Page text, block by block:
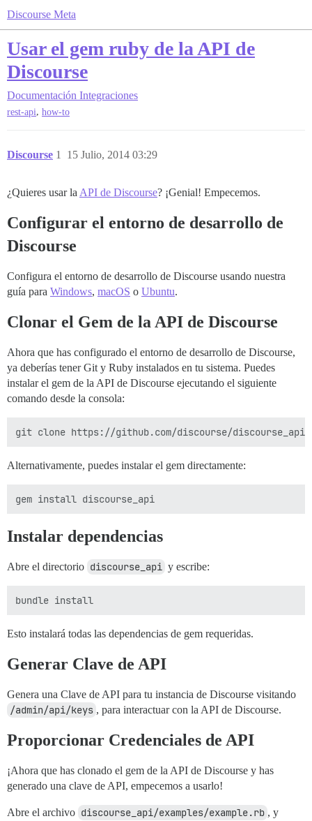
Discourse Meta
Usar el gem ruby de la API de
Discourse
Documentación Integraciones
rest-api, how-to
Discourse 15 Julio, 2014 03:29
1
¿Quieres usar la API de Discourse? ¡Genial! Empecemos.
Configurar el entorno de desarrollo de
Discourse
Configura el entorno de desarrollo de Discourse usando nuestra
guía para Windows, macOS o Ubuntu.
Clonar el Gem de la API de Discourse
Ahora que has configurado el entorno de desarrollo de Discourse,
ya deberías tener Git y Ruby instalados en tu sistema. Puedes
instalar el gem de la API de Discourse ejecutando el siguiente
comando desde la consola:
Alternativamente, puedes instalar el gem directamente:
Instalar dependencias
Abre el directorio discourse_api y escribe:
Esto instalará todas las dependencias de gem requeridas.
Generar Clave de API
Genera una Clave de API para tu instancia de Discourse visitando
/admin/api/keys , para interactuar con la API de Discourse.
Proporcionar Credenciales de API
¡Ahora que has clonado el gem de la API de Discourse y has
generado una clave de API, empecemos a usarlo!
Abre el archivo discourse_api/examples/example.rb , y